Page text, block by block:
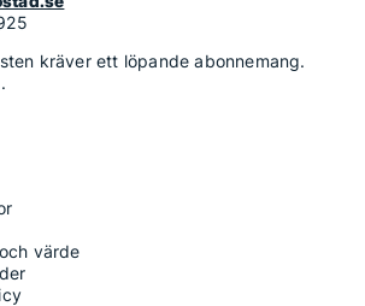
kräver ett löpande abonnemang.
värde